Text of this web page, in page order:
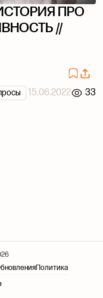
ПРО
//
15.06.2022 33
Политика